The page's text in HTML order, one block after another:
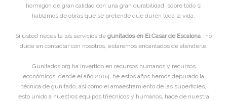
hormigón de gran calidad con una gran durabilidad, sobre todo si
hablamos de obras que se pretende que duren toda la vida.
Si usted necesita los servicios de gunitados en El Casar de Escalona , no
dude en contactar con nosotros, estaremos encantados de atenderle.
Gunitados.org ha invertido en recursos humanos y recursos
económicos, desde el año 2004, he estos años hemos depurado la
técnica de gunitado, asi como el amaestramiento de las superficies,
esto unido a nuestros equipos tñecnicos y humanos, hace de nuestra